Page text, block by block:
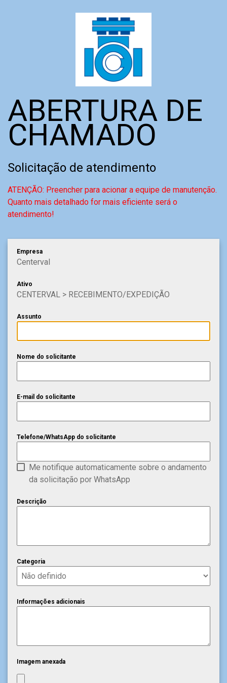
ABERTURA DE
CHAMADO
Solicitação de atendimento
ATENÇÃO: Preencher para acionar a equipe de manutenção.
Quanto mais detalhado for mais eficiente será o
atendimento!
Centerval
Empresa
CENTERVAL > RECEBIMENTO/EXPEDIÇÃO
Ativo
Assunto
Nome do solicitante
E-mail do solicitante
Telefone/WhatsApp do solicitante
Me notifique automaticamente sobre o andamento
da solicitação por WhatsApp
Descrição
Categoria
Informações adicionais
Imagem anexada